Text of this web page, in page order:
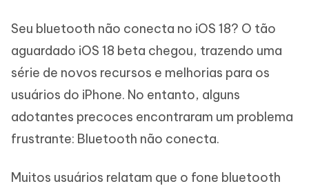
Editor
iAnyGo
Seu bluetooth não conecta no iOS 18? O tão
aguardado iOS 18 beta chegou, trazendo uma
série de novos recursos e melhorias para os
usuários do iPhone. No entanto, alguns
adotantes precoces encontraram um problema
frustrante: Bluetooth não conecta.
Muitos usuários relatam que o fone bluetooth